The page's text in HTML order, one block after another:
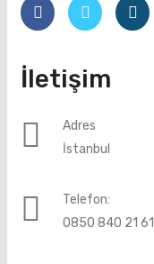
İletişim
Adres
İstanbul
Telefon:
0850 840 21 61